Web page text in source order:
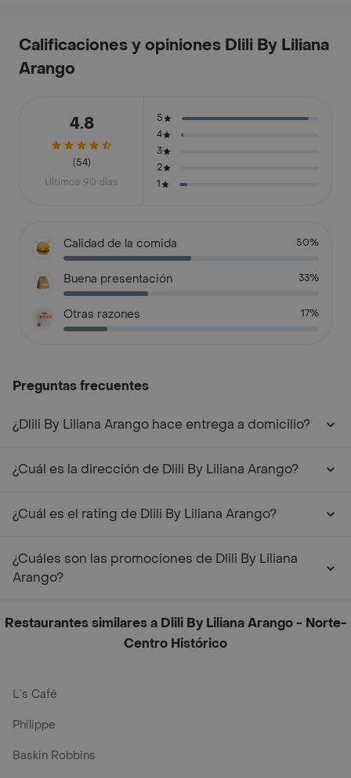
Calificaciones y opiniones Dlili By Liliana
Arango
4.8
(54)
Últimos 90 días
5
4
3
2
1
Calidad de la comida 50%
Buena presentación 33%
Otras razones 17%
Preguntas frecuentes
¿Dlili By Liliana Arango hace entrega a domicilio?
¿Cuál es la dirección de Dlili By Liliana Arango?
¿Cuál es el rating de Dlili By Liliana Arango?
¿Cuáles son las promociones de Dlili By Liliana
Arango?
Restaurantes similares a Dlili By Liliana Arango - Norte-
Centro Histórico
L´s Café
Philippe
Baskin Robbins